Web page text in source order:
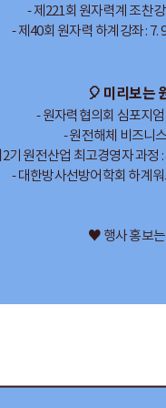
- 제221회 원자력계 조찬
- 제40회 원자력 하계강좌 : 7.
🎈 미리보는
- 원자력협의회 심포지엄
- 원전해체 비즈니
기 원전산업 최고경영자 과정
- 대한방사선방어학회 하계워
♥ 행사 홍보